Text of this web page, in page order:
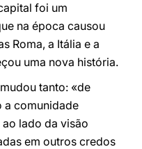
foi um
na época causou
Roma, a Itália e a
uma nova história.
tanto: «de
a comunidade
lado da visão
em outros credos